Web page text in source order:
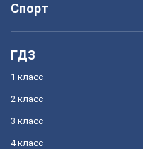
Спорт
ГДЗ
1 класс
2 класс
3 класс
4 класс